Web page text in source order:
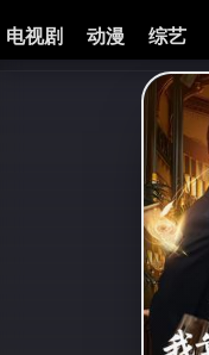
电视剧 动漫 综艺